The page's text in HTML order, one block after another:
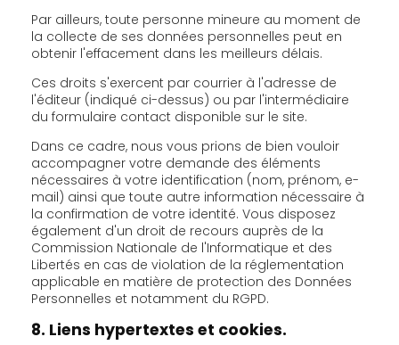
Par ailleurs, toute personne mineure au moment de
la collecte de ses données personnelles peut en
obtenir l'effacement dans les meilleurs délais.
Ces droits s'exercent par courrier à l'adresse de
l'éditeur (indiqué ci-dessus) ou par l'intermédiaire
du formulaire contact disponible sur le site.
Dans ce cadre, nous vous prions de bien vouloir
accompagner votre demande des éléments
nécessaires à votre identification (nom, prénom, e-
mail) ainsi que toute autre information nécessaire à
la confirmation de votre identité. Vous disposez
également d'un droit de recours auprès de la
Commission Nationale de l'Informatique et des
Libertés en cas de violation de la réglementation
applicable en matière de protection des Données
Personnelles et notamment du RGPD.
8. Liens hypertextes et cookies.